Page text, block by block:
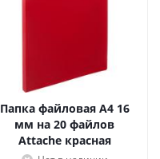
Папка файловая А4 16
мм на 20 файлов
Attache красная